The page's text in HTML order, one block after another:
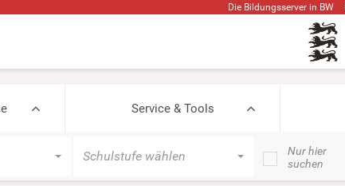
Die Bildungsserver in BW
Service & Tools
Schulstufe wählen
Nur hier
suchen